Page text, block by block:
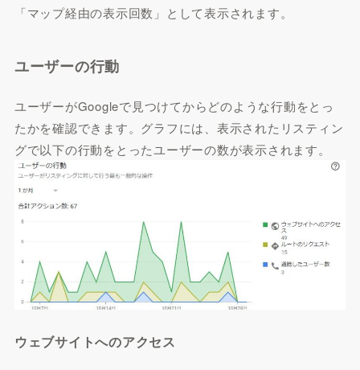
「マップ経由の表示回数」として表示されます。
ユーザーの行動
ユーザーがGoogleで見つけてからどのような行動をとっ
たかを確認できます。グラフには、表示されたリスティン
グで以下の行動をとったユーザーの数が表示されます。
ウェブサイトへのアクセス